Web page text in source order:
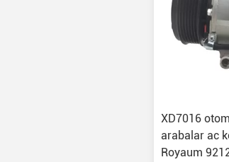
XD7016
arabalar ac
Royaum